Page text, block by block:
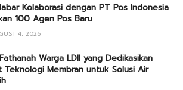
Kolaborasi dengan PT Pos Indonesia
100 Agen Pos Baru
4, 2026
Warga LDII yang Dedikasikan
Teknologi Membran untuk Solusi Air